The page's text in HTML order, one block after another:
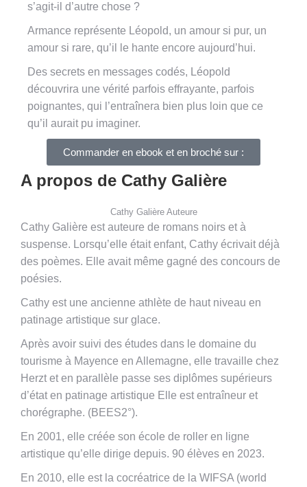
s’agit-il d’autre chose ?
Armance représente Léopold, un amour si pur, un
amour si rare, qu’il le hante encore aujourd’hui.
Des secrets en messages codés, Léopold
découvrira une vérité parfois effrayante, parfois
poignantes, qui l’entraînera bien plus loin que ce
qu’il aurait pu imaginer.
Commander en ebook et en broché sur​ :
A propos de Cathy Galière
Cathy Galière Auteure
Cathy Galière est auteure de romans noirs et à
suspense. Lorsqu’elle était enfant, Cathy écrivait déjà
des poèmes. Elle avait même gagné des concours de
poésies.
Cathy est une ancienne athlète de haut niveau en
patinage artistique sur glace.
Après avoir suivi des études dans le domaine du
tourisme à Mayence en Allemagne, elle travaille chez
Herzt et en parallèle passe ses diplômes supérieurs
d’état en patinage artistique Elle est entraîneur et
chorégraphe. (BEES2°).
En 2001, elle créée son école de roller en ligne
artistique qu’elle dirige depuis. 90 élèves en 2023.
En 2010, elle est la cocréatrice de la WIFSA (world